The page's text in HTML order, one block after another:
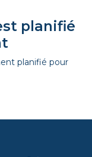
planifié
planifié pour